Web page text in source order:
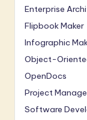
Enterprise
Flipbook Maker
Infographic
Object-
OpenDocs
Project
Software